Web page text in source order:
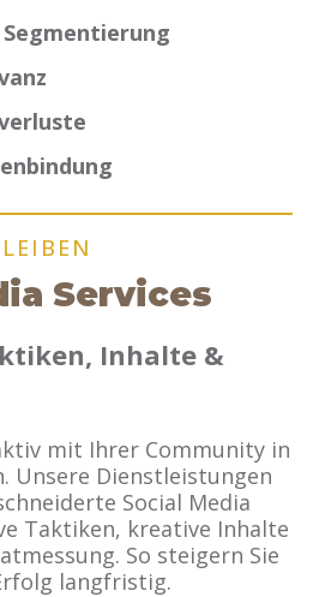
Services
Inhalte &
mit Ihrer Community in
Unsere Dienstleistungen
Social Media
Taktiken, kreative Inhalte
So steigern Sie
langfristig.